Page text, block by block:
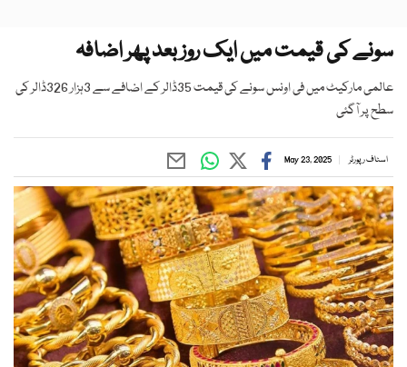
سونے کی قیمت میں ایک روز بعد پھر اضافہ
عالمی مارکیٹ میں فی اونس سونے کی قیمت 35ڈالر کے اضافے سے 3ہزار 326ڈالر کی
سطح پر آگئی
اسٹاف رپورٹر May 23, 2025